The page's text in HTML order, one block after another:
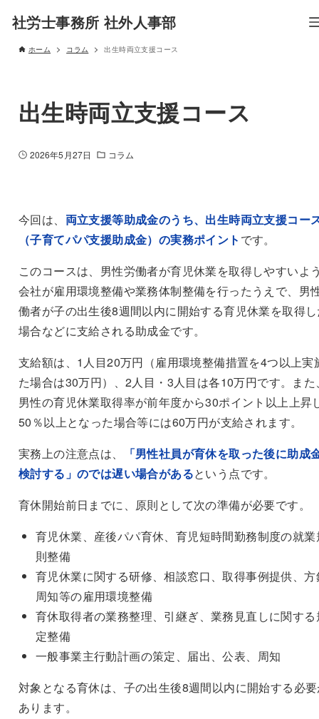
社労士事務所 社外人事部
ホーム コラム 出生時両立支援コース
出生時両立支援コース
2026年5月27日 コラム
今回は、 両立支援等助成金のうち、出生時両立支援コー
（子育てパパ支援助成金）の実務ポイント です。
このコースは、男性労働者が育児休業を取得しやすいよ
会社が雇用環境整備や業務体制整備を行ったうえで、男
働者が子の出生後8週間以内に開始する育児休業を取得
場合などに支給される助成金です。
支給額は、1人目20万円（雇用環境整備措置を4つ以上実
た場合は30万円）、2人目・3人目は各10万円です。また
男性の育児休業取得率が前年度から30ポイント以上上昇
50％以上となった場合等には60万円が支給されます。
実務上の注意点は、
「男性社員が育休を取った後に助成
検討する」のでは遅い場合があるという点です。
育休開始前日までに、原則として次の準備が必要です。
育児休業、産後パパ育休、育児短時間勤務制度の就業
則整備
育児休業に関する研修、相談窓口、取得事例提供、方
周知等の雇用環境整備
育休取得者の業務整理、引継ぎ、業務見直しに関する
定整備
一般事業主行動計画の策定、届出、公表、周知
対象となる育休は、子の出生後8週間以内に開始する必
あります。